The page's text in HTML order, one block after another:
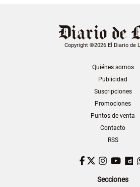
Copyright ©2026 El Diario de
Quiénes somos
Publicidad
Suscripciones
Promociones
Puntos de venta
Contacto
RSS
Facebook
Twitter
Secciones